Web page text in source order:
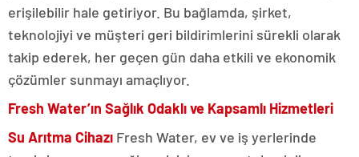
erişilebilir hale getiriyor. Bu bağlamda, şirket,
teknolojiyi ve müşteri geri bildirimlerini sürekli olarak
takip ederek, her geçen gün daha etkili ve ekonomik
çözümler sunmayı amaçlıyor.
Fresh Water’ın Sağlık Odaklı ve Kapsamlı Hizmetleri
Su Arıtma Cihazı Fresh Water, ev ve iş yerlerinde